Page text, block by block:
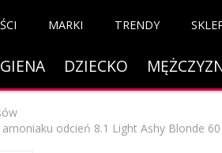
MARKI TRENDY
DZIECKO
odcień 8.1 Light Ashy Blonde